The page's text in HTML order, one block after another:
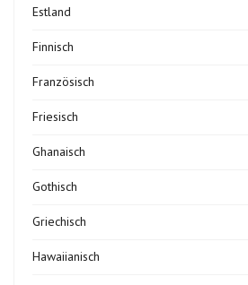
Estland
Finnisch
Französisch
Friesisch
Ghanaisch
Gothisch
Griechisch
Hawaiianisch